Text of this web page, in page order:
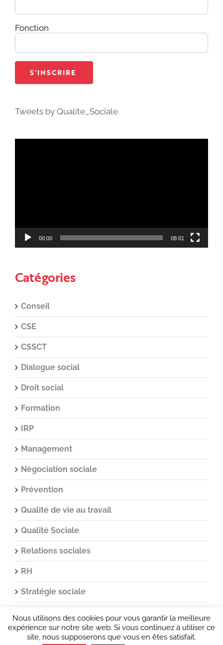
Fonction
Tweets by Qualite_Sociale
00:00 08:01
Catégories
Conseil
CSE
CSSCT
Dialogue social
Droit social
Formation
IRP
Management
Négociation sociale
Prévention
Qualité de vie au travail
Qualité Sociale
Relations sociales
RH
Stratégie sociale
Transformation
Nous utilisons des cookies pour vous garantir la meilleure
expérience sur notre site web. Si vous continuez à utiliser ce
site, nous supposerons que vous en êtes satisfait.